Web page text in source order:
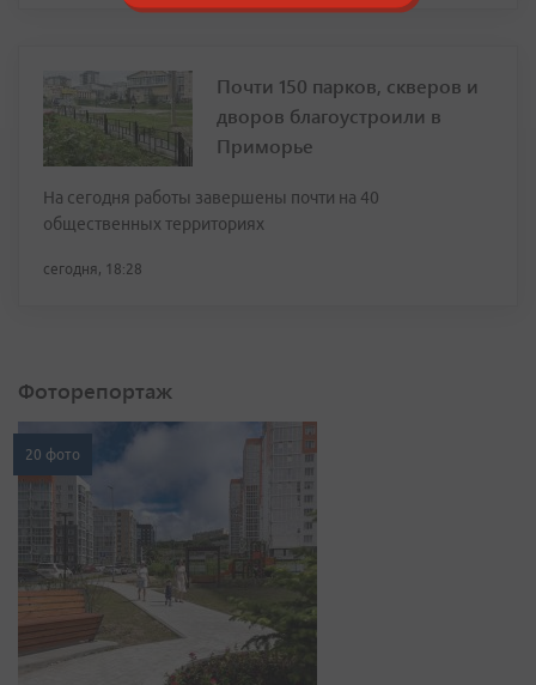
Почти 150 парков, скверов и
дворов благоустроили в
Приморье
На сегодня работы завершены почти на 40
общественных территориях
сегодня, 18:28
Фоторепортаж
20 фото